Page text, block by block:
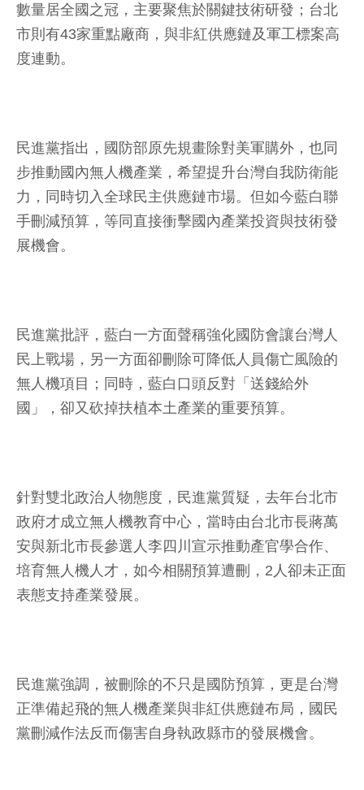
數量居全國之冠，主要聚焦於關鍵技術研發；台北
市則有43家重點廠商，與非紅供應鏈及軍工標案高
度連動。
民進黨指出，國防部原先規畫除對美軍購外，也同
步推動國內無人機產業，希望提升台灣自我防衛能
力，同時切入全球民主供應鏈市場。但如今藍白聯
手刪減預算，等同直接衝擊國內產業投資與技術發
展機會。
民進黨批評，藍白一方面聲稱強化國防會讓台灣人
民上戰場，另一方面卻刪除可降低人員傷亡風險的
無人機項目；同時，藍白口頭反對「送錢給外
國」，卻又砍掉扶植本土產業的重要預算。
針對雙北政治人物態度，民進黨質疑，去年台北市
政府才成立無人機教育中心，當時由台北市長蔣萬
安與新北市長參選人李四川宣示推動產官學合作、
培育無人機人才，如今相關預算遭刪，2人卻未正面
表態支持產業發展。
民進黨強調，被刪除的不只是國防預算，更是台灣
正準備起飛的無人機產業與非紅供應鏈布局，國民
黨刪減作法反而傷害自身執政縣市的發展機會。